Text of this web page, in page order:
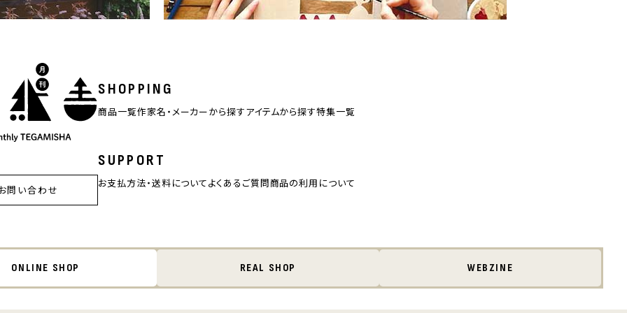
SHOPPING
商品一覧作家名・メーカーから探すアイテムから探す特集一覧
SUPPORT
お支払方法・送料についてよくあるご質問商品の利用について
問い合わせ
ONLINE SHOP REAL SHOP WEBZINE